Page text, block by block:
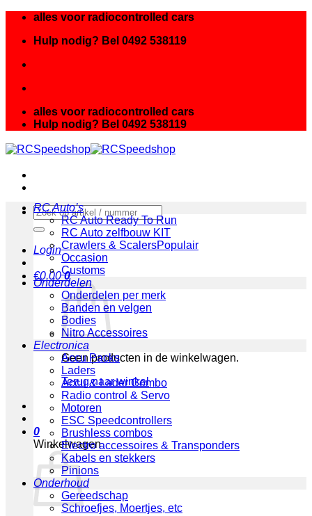
inhoud
alles voor radiocontrolled cars
Hulp nodig? Bel 0492 538119
alles voor radiocontrolled cars
Hulp nodig? Bel 0492 538119
Zoeken
naar:
Login
€0.00 0
Geen producten in de winkelwagen.
Terug naar winkel
0
Winkelwagen
RC Auto’s
RC Auto Ready To Run
RC Auto zelfbouw KIT
Crawlers & Scalers
Occasion
Customs
Onderdelen
Onderdelen per merk
Banden en velgen
Bodies
Nitro Accessoires
Electronica
Accu Packs
Laders
Accu & Lader Combo
Radio control & Servo
Motoren
ESC Speedcontrollers
Brushless combos
Electro accessoires & Transponders
Kabels en stekkers
Pinions
Onderhoud
Gereedschap
Schroefjes, Moertjes, etc